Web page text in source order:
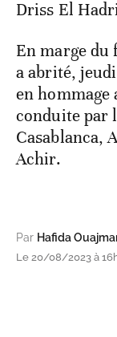
Driss El
En marge du
a abrité,
en hommage
conduite par
Casablanca,
Achir.
Par Hafida
Le 20/08/2023 à